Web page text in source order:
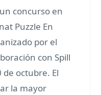
concurso en
Puzzle En
por el
con Spill
de octubre. El
la mayor